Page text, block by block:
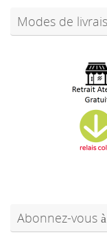
Modes de
Abonnez-vous